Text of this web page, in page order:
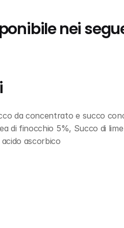
nei
da concentrato e succo
di finocchio 5%, Succo di
ascorbico